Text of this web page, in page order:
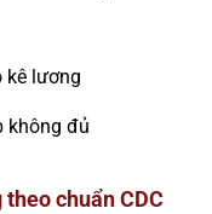
kê lương
không đủ
chuẩn CDC